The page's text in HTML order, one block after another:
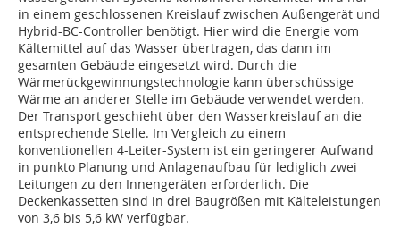
in einem geschlossenen Kreislauf zwischen Außengerät und
Hybrid-BC-Controller benötigt. Hier wird die Energie vom
Kältemittel auf das Wasser übertragen, das dann im
gesamten Gebäude eingesetzt wird. Durch die
Wärmerückgewinnungstechnologie kann überschüssige
Wärme an anderer Stelle im Gebäude verwendet werden.
Der Transport geschieht über den Wasserkreislauf an die
entsprechende Stelle. Im Vergleich zu einem
konventionellen 4-Leiter-System ist ein geringerer Aufwand
in punkto Planung und Anlagenaufbau für lediglich zwei
Leitungen zu den Innengeräten erforderlich. Die
Deckenkassetten sind in drei Baugrößen mit Kälteleistungen
von 3,6 bis 5,6 kW verfügbar.